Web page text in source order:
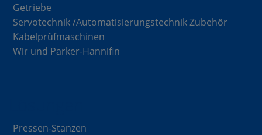
Getriebe
Servotechnik /Automatisierungstechnik Zubehör
Kabelprüfmaschinen
Wir und Parker-Hannifin
Pressen-Stanzen